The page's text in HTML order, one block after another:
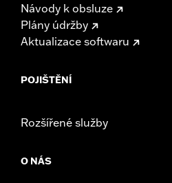
Návody k obsluze
Plány údržby
Aktualizace softwaru
POJIŠTĚNÍ
Rozšířené služby
O NÁS